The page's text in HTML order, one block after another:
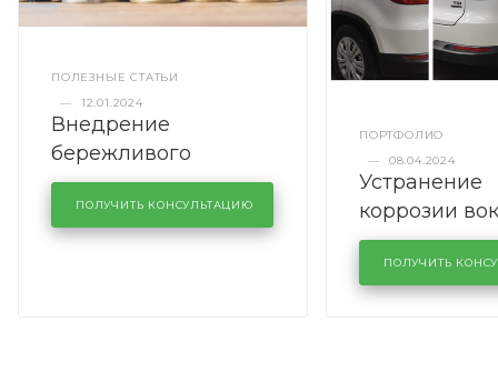
ПОЛЕЗНЫЕ СТАТЬИ
—
12.01.2024
Внедрение
бережливого
производства в
кузовном сервисе
KUTUZOVV
ПОЛУЧИТЬ КОНСУЛЬТАЦИЮ
ПОРТФОЛИО
—
08.04.2024
Устранение
коррозии
лобового
районе
Volkswagen
ПОЛУЧИТЬ